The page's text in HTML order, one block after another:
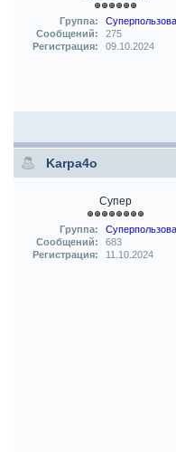
Группа:
Сообщений:
275
Регистрация:
09.10.2024
Karpa4o
Супер
Группа:
Сообщений:
683
Регистрация:
11.10.2024